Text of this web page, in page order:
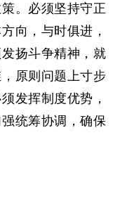
。必须坚持守正
向，与时俱进，
扬斗争精神，就
原则问题上寸步
发挥制度优势，
统筹协调，确保